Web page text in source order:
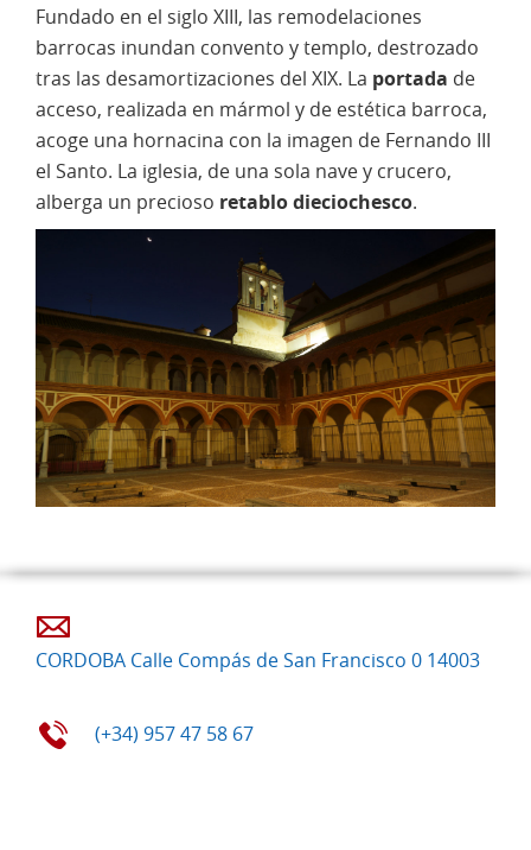
Fundado en el siglo XIII, las remodelaciones
barrocas inundan convento y templo, destrozado
tras las desamortizaciones del XIX. La portada de
acceso, realizada en mármol y de estética barroca,
acoge una hornacina con la imagen de Fernando III
el Santo. La iglesia, de una sola nave y crucero,
alberga un precioso retablo dieciochesco.
CORDOBA Calle Compás de San Francisco 0 14003
(+34) 957 47 58 67